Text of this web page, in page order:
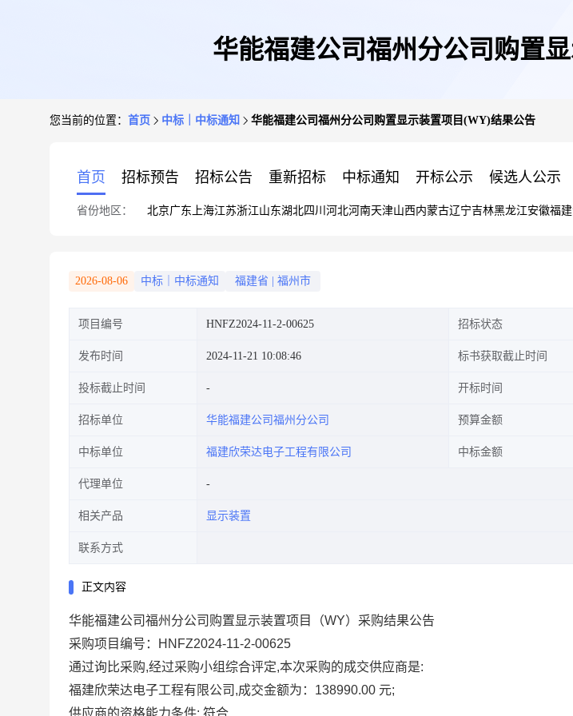
华能福建公司福州分公司购置
您当前的位置： 首页 中标｜中标通知 华能福建公司福州分公司购置显示装置项目(WY)结果公告
首页 招标预告 招标公告 重新招标 中标通知 开标公示 候选人公示
省份地区： 北京广东 上海江苏浙江山东湖北四川 河北河南天津山西内蒙古辽宁吉林黑龙江安徽福建
2026-08-06 中标｜中标通知 福建省 福州市
项目编号 HNFZ2024-11-2-00625 招标状态
发布时间 2024-11-21 10:08:46 标书获取截止时间
投标截止时间 开标时间
招标单位 华能福建公司福州分公司 预算金额
中标单位 福建欣荣达电子工程有限公司 中标金额
代理单位
相关产品 显示装置
联系方式
正文内容
华能福建公司福州分公司购置显示装置项目（WY）采购结果公告
采购项目编号：HNFZ2024-11-2-00625
通过询比采购,经过采购小组综合评定,本次采购的成交供应商是:
福建欣荣达电子工程有限公司,成交金额为：138990.00 元;
供应商的资格能力条件: 符合